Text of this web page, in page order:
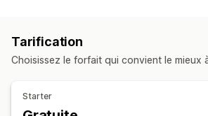
Vente en gros
Éditeur avec fonction de glisser-déposer
Police et couleur
Éditeur avec fonction de glisser-déposer
Formulaires intégrés
Importations de
Multilingue
Tarification
Choisissez le forfait qui convient le mieux
Starter